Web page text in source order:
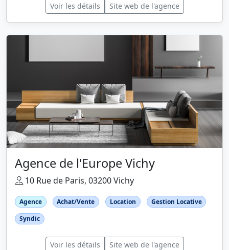
Voir les détails Site web de l'agence
Agence de l'Europe Vichy
10 Rue de Paris, 03200 Vichy
Agence Achat/Vente Location
Gestion Locative
Syndic
Voir les détails Site web de l'agence